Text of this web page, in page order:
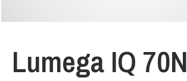
Lumega IQ 70N